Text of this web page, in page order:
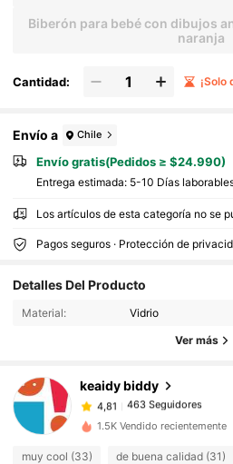
Biberón para bebé con dibujos
naranja
Cantidad: ¡Solo
Envío a Chile
Envío gratis(Pedidos ≥ $24.990)
Entrega estimada: 5-10 Días
Los artículos de esta categoría no se
Pagos seguros · Protección de
Detalles Del Producto
Material: Vidrio
Ver más
keaidy biddy
4,81 463 Seguidores
463 Seguidores
463 Seguidores
4,81
463 Seguidores
s***0 seguidoHace 1 día
4,81
463 Seguidores
4,81 463 Seguidores
1.5K Vendido recientemente
muy cool (33) de buena calidad (31)